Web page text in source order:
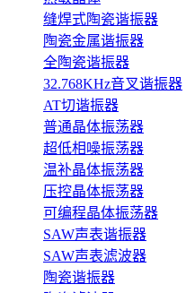
缝焊式陶瓷谐振器
陶瓷金属谐振器
全陶瓷谐振器
32.768KHz音叉谐振器
AT切谐振器
普通晶体振荡器
超低相噪振荡器
温补晶体振荡器
压控晶体振荡器
可编程晶体振荡器
SAW声表谐振器
SAW声表滤波器
陶瓷谐振器